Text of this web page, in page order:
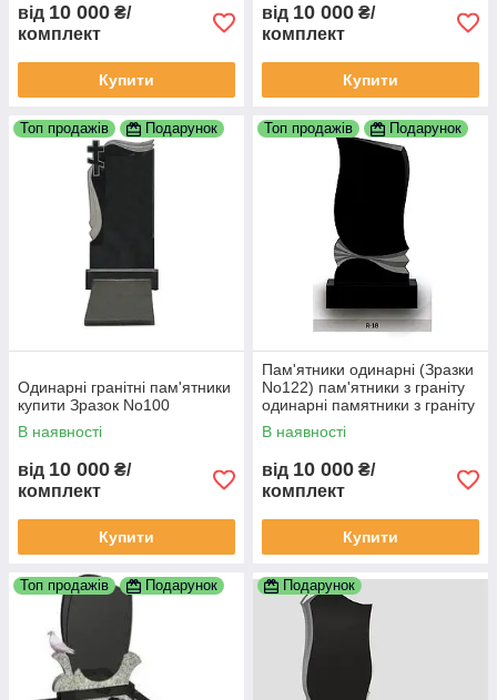
від 10 000 ₴/
комплект
Купити
від 10 000 ₴/
комплект
Купити
Топ продажів Подарунок
Одинарні гранітні пам'ятники
купити Зразок No100
В наявності
від 10 000 ₴/
комплект
Купити
Топ продажів Подарунок
Пам'ятники одинарні (Зразки
No122) пам'ятники з граніту
одинарні памятники з граніту
замовити пам'ятник гранітний
пам'ятник
В наявності
від 10 000 ₴/
комплект
Купити
Топ продажів Подарунок Подарунок